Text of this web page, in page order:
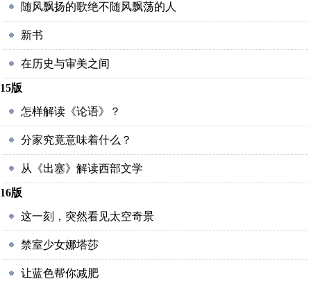
随风飘扬的歌绝不随风飘荡的人
新书
在历史与审美之间
15版
怎样解读《论语》？
分家究竟意味着什么？
从《出塞》解读西部文学
16版
这一刻，突然看见太空奇景
禁室少女娜塔莎
让蓝色帮你减肥